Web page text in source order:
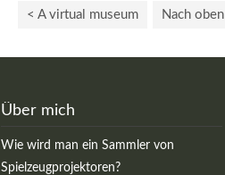
< A virtual museum Nach oben
Über mich
Wie wird man ein Sammler von
Spielzeugprojektoren?